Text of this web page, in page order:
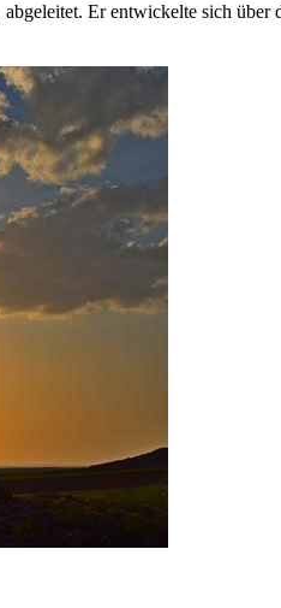
Er entwickelte sich